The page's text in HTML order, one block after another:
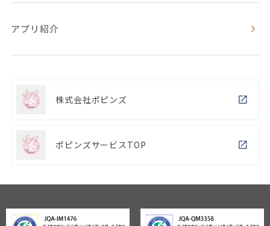
アプリ紹介
株式会社ポピンズ
ポピンズサービスTOP